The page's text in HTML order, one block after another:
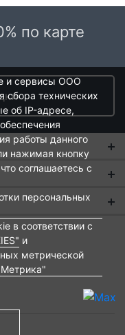
по карте
и сервисы ООО
технических
об IP-адресе,
работы данного
нажимая кнопку
соглашаетесь с
персональных
в соответствии с
и
метрической